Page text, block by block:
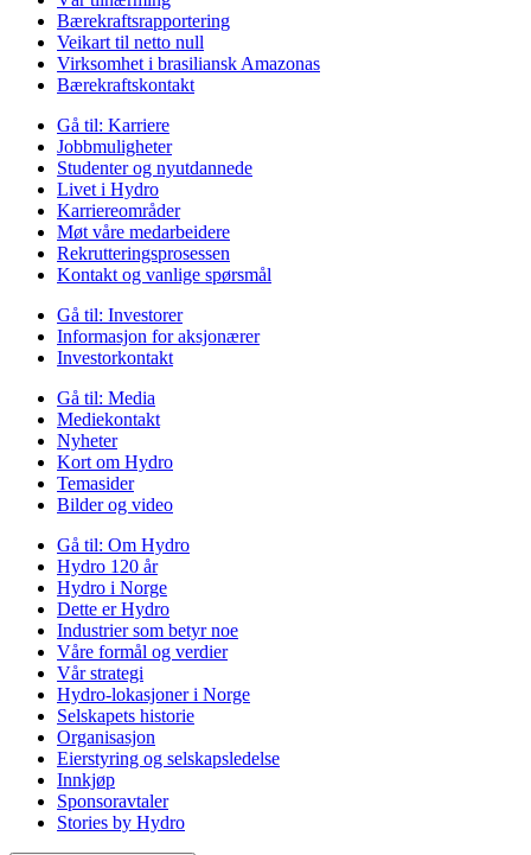
Bærekraftsrapportering
Veikart til netto null
Virksomhet i brasiliansk Amazonas
Bærekraftskontakt
Gå til: Karriere
Jobbmuligheter
Studenter og nyutdannede
Livet i Hydro
Karriereområder
Møt våre medarbeidere
Rekrutteringsprosessen
Kontakt og vanlige spørsmål
Gå til: Investorer
Informasjon for aksjonærer
Investorkontakt
Gå til: Media
Mediekontakt
Nyheter
Kort om Hydro
Temasider
Bilder og video
Gå til: Om Hydro
Hydro 120 år
Hydro i Norge
Dette er Hydro
Industrier som betyr noe
Våre formål og verdier
Vår strategi
Hydro-lokasjoner i Norge
Selskapets historie
Organisasjon
Eierstyring og selskapsledelse
Innkjøp
Sponsoravtaler
Stories by Hydro